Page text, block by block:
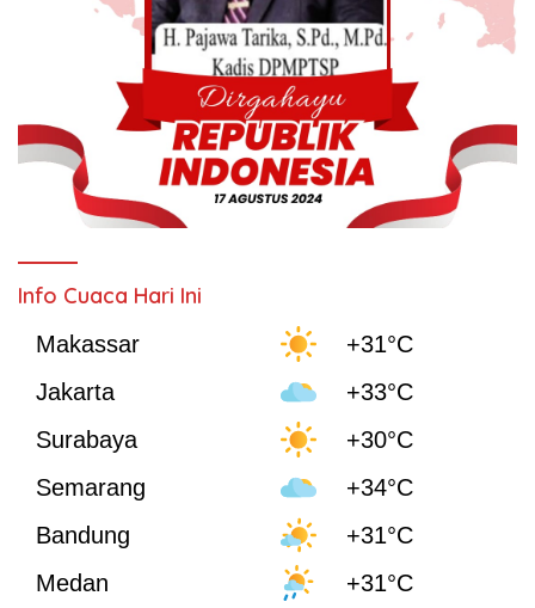
Info Cuaca Hari Ini
Makassar
+31°C
Jakarta
+33°C
Surabaya
+30°C
Semarang
+34°C
Bandung
+31°C
Medan
+31°C